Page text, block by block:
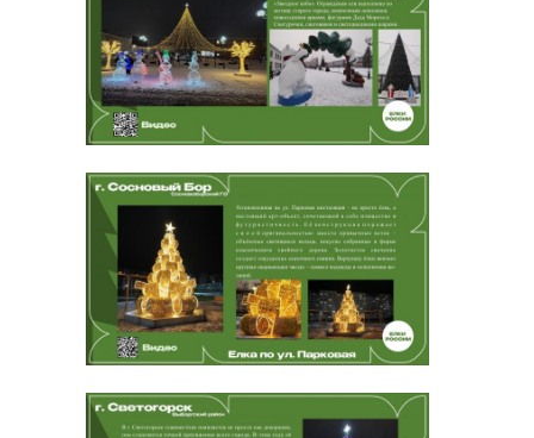
Маршрут № 444
от Сертолово-2: 05:46, 06:18, 06:50,
07:22, 07:38, 08:11, 08:45, 09:05,
09:25, 10:05, 10:45, 11:05, 11:45,
12:05, 12:25, 12:45, 13:45, 14:05,
14:25, 15:05, 15:25, 16:03, 16:21,
19:25, 19:45, 20:25, 20:45, 21:18,
21:51, 22:24, 22:57
от СПб ст.м. «Проспект
Просвещения»: 06:16, 06:48, 07:20,
08:01, 08:17, 08:50, 09:30, 09:50,
10:10, 10:50, 11:30, 11:50, 12:30,
12:50, 13:10, 13:30, 14:30, 14:50,
15:10, 15:50, 16:10, 16:48, 17:06,
17:24, 18:18, 18:36, 18:54, 19:50,
20:10, 20:30, 21:10, 21:30, 21:52,
Маршрут № 555а